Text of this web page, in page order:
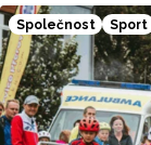
Společnost Sport